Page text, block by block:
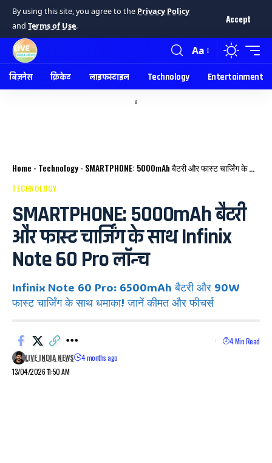
By using this site, you agree to the Privacy Policy
and Terms of Use.
Accept
Aa
बिज़नेस क्रिकेट लाइफस्टाइल Technology Entertainment
a
Home - Technology- SMARTPHONE: 5000mAh बैटरी और फास्ट चार्जिंग के साथ Infinix Note 60 Pro लॉन्च
TECHNOLOGY
SMARTPHONE: 5000mAh बैटरी
और फास्ट चार्जिंग के साथ Infinix
Note 60 Pro लॉन्च
Infinix Note 60 Pro: 6500mAh बैटरी और 90W
फास्ट चार्जिंग के साथ धमाका! जानें कीमत और फीचर्स
13/04/2026 11:50 AM
LIVE INDIA NEWS 4 months ago
4 Min Read